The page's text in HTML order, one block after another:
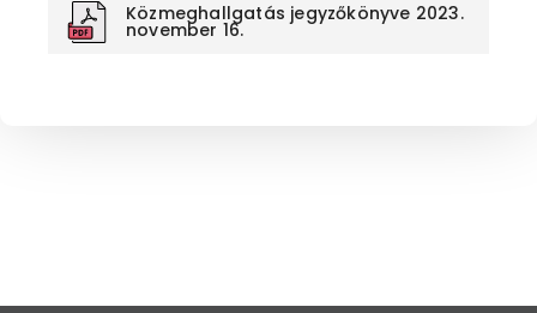
Közmeghallgatás jegyzőkönyve 2023.
november 16.